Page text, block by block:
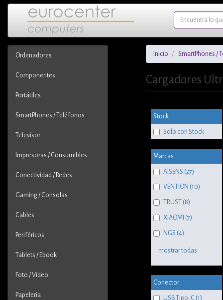
Ordenadores
Componentes
Portátiles
SmartPhones / Teléfonos
Televisor
Impresoras / Consumibles
Conectividad / Redes
Gaming / Consolas
Cables
Periféricos
Tablets / Ebook
Foto / Video
Papelería
Inicio SmartPhones /
Cargadores
Stock
Solo con Stock
Marcas
AISENS (27)
VENTION (10)
TRUST (8)
XIAOMI (7)
NGS (4)
mostrar todas
Conector
USB Tipo-C (1)